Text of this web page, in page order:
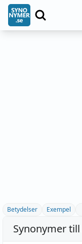
Betydelser Exempel
Synonymer till